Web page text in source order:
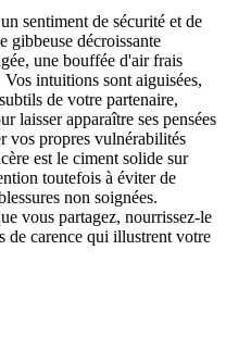
sentiment de sécurité et de
gibbeuse décroissante
une bouffée d'air frais
intuitions sont aiguisées,
de votre partenaire,
laisser apparaître ses pensées
vos propres vulnérabilités
est le ciment solide sur
toutefois à éviter de
non soignées.
vous partagez, nourrissez-le
de carence qui illustrent votre